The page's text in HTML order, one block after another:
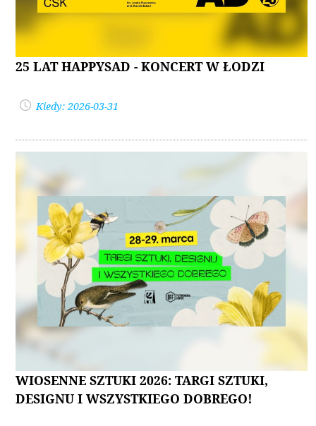
25 LAT HAPPYSAD - KONCERT W ŁODZI
Kiedy: 2026-03-31
WIOSENNE SZTUKI 2026: TARGI SZTUKI,
DESIGNU I WSZYSTKIEGO DOBREGO!